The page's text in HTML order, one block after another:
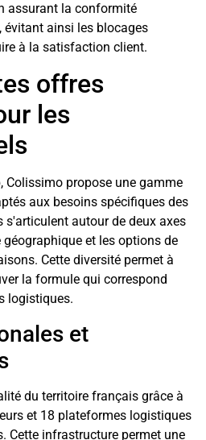
assurant la conformité
évitant ainsi les blocages
à la satisfaction client.
offres
les
Colissimo propose une gamme
aux besoins spécifiques des
s'articulent autour de deux axes
et les options de
Cette diversité permet à
la formule qui correspond
logistiques.
et
du territoire français grâce à
et 18 plateformes logistiques
Cette infrastructure permet une